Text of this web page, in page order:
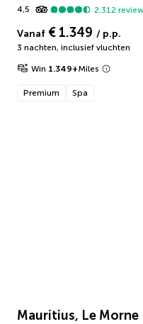
4,5
2.312
Vanaf € 1.349 / p.p.
3 nachten, inclusief vluchten
Win 1.349+Miles
Premium Spa
Mauritius, Le Morne